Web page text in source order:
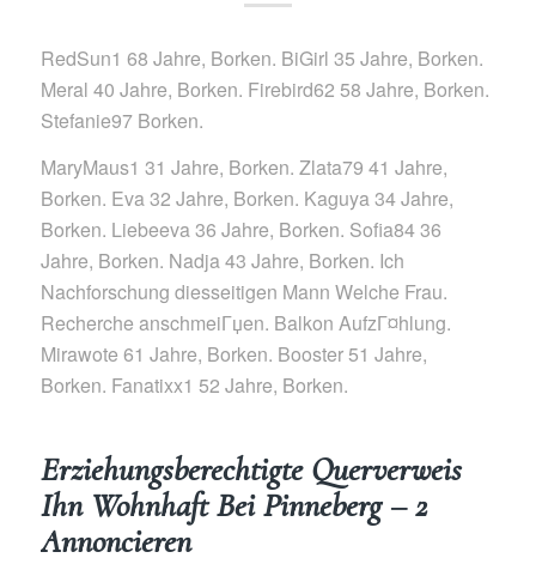
RedSun1 68 Jahre, Borken. BiGirl 35 Jahre, Borken.
Meral 40 Jahre, Borken. Firebird62 58 Jahre, Borken.
Stefanie97 Borken.
MaryMaus1 31 Jahre, Borken. Zlata79 41 Jahre,
Borken. Eva 32 Jahre, Borken. Kaguya 34 Jahre,
Borken. Liebeeva 36 Jahre, Borken. Sofia84 36
Jahre, Borken. Nadja 43 Jahre, Borken. Ich
Nachforschung diesseitigen Mann Welche Frau.
Recherche anschmeiГџen. Balkon AufzГ¤hlung.
Mirawote 61 Jahre, Borken. Booster 51 Jahre,
Borken. Fanatixx1 52 Jahre, Borken.
Erziehungsberechtigte Querverweis
Ihn Wohnhaft Bei Pinneberg – 2
Annoncieren